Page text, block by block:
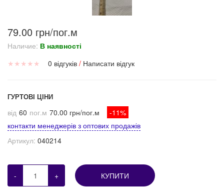
79.00 грн/пог.м
Наличие: В наявності
★ ★ ★ ★ ★ 0 відгуків / Написати відгук
ГУРТОВІ ЦІНИ
від 60 пог.м 70.00 грн/пог.м
-11%
контакти менеджерів з оптових продажів
Артикул: 040214
- + КУПИТИ